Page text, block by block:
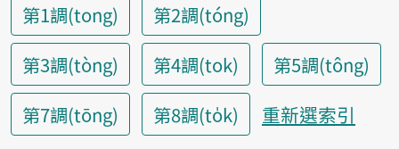
第1調(tong)
第2調(tóng)
第3調(tòng)
第4調(tok)
第5調(tông)
第7調(tōng)
第8調(to̍k) 重新選索引